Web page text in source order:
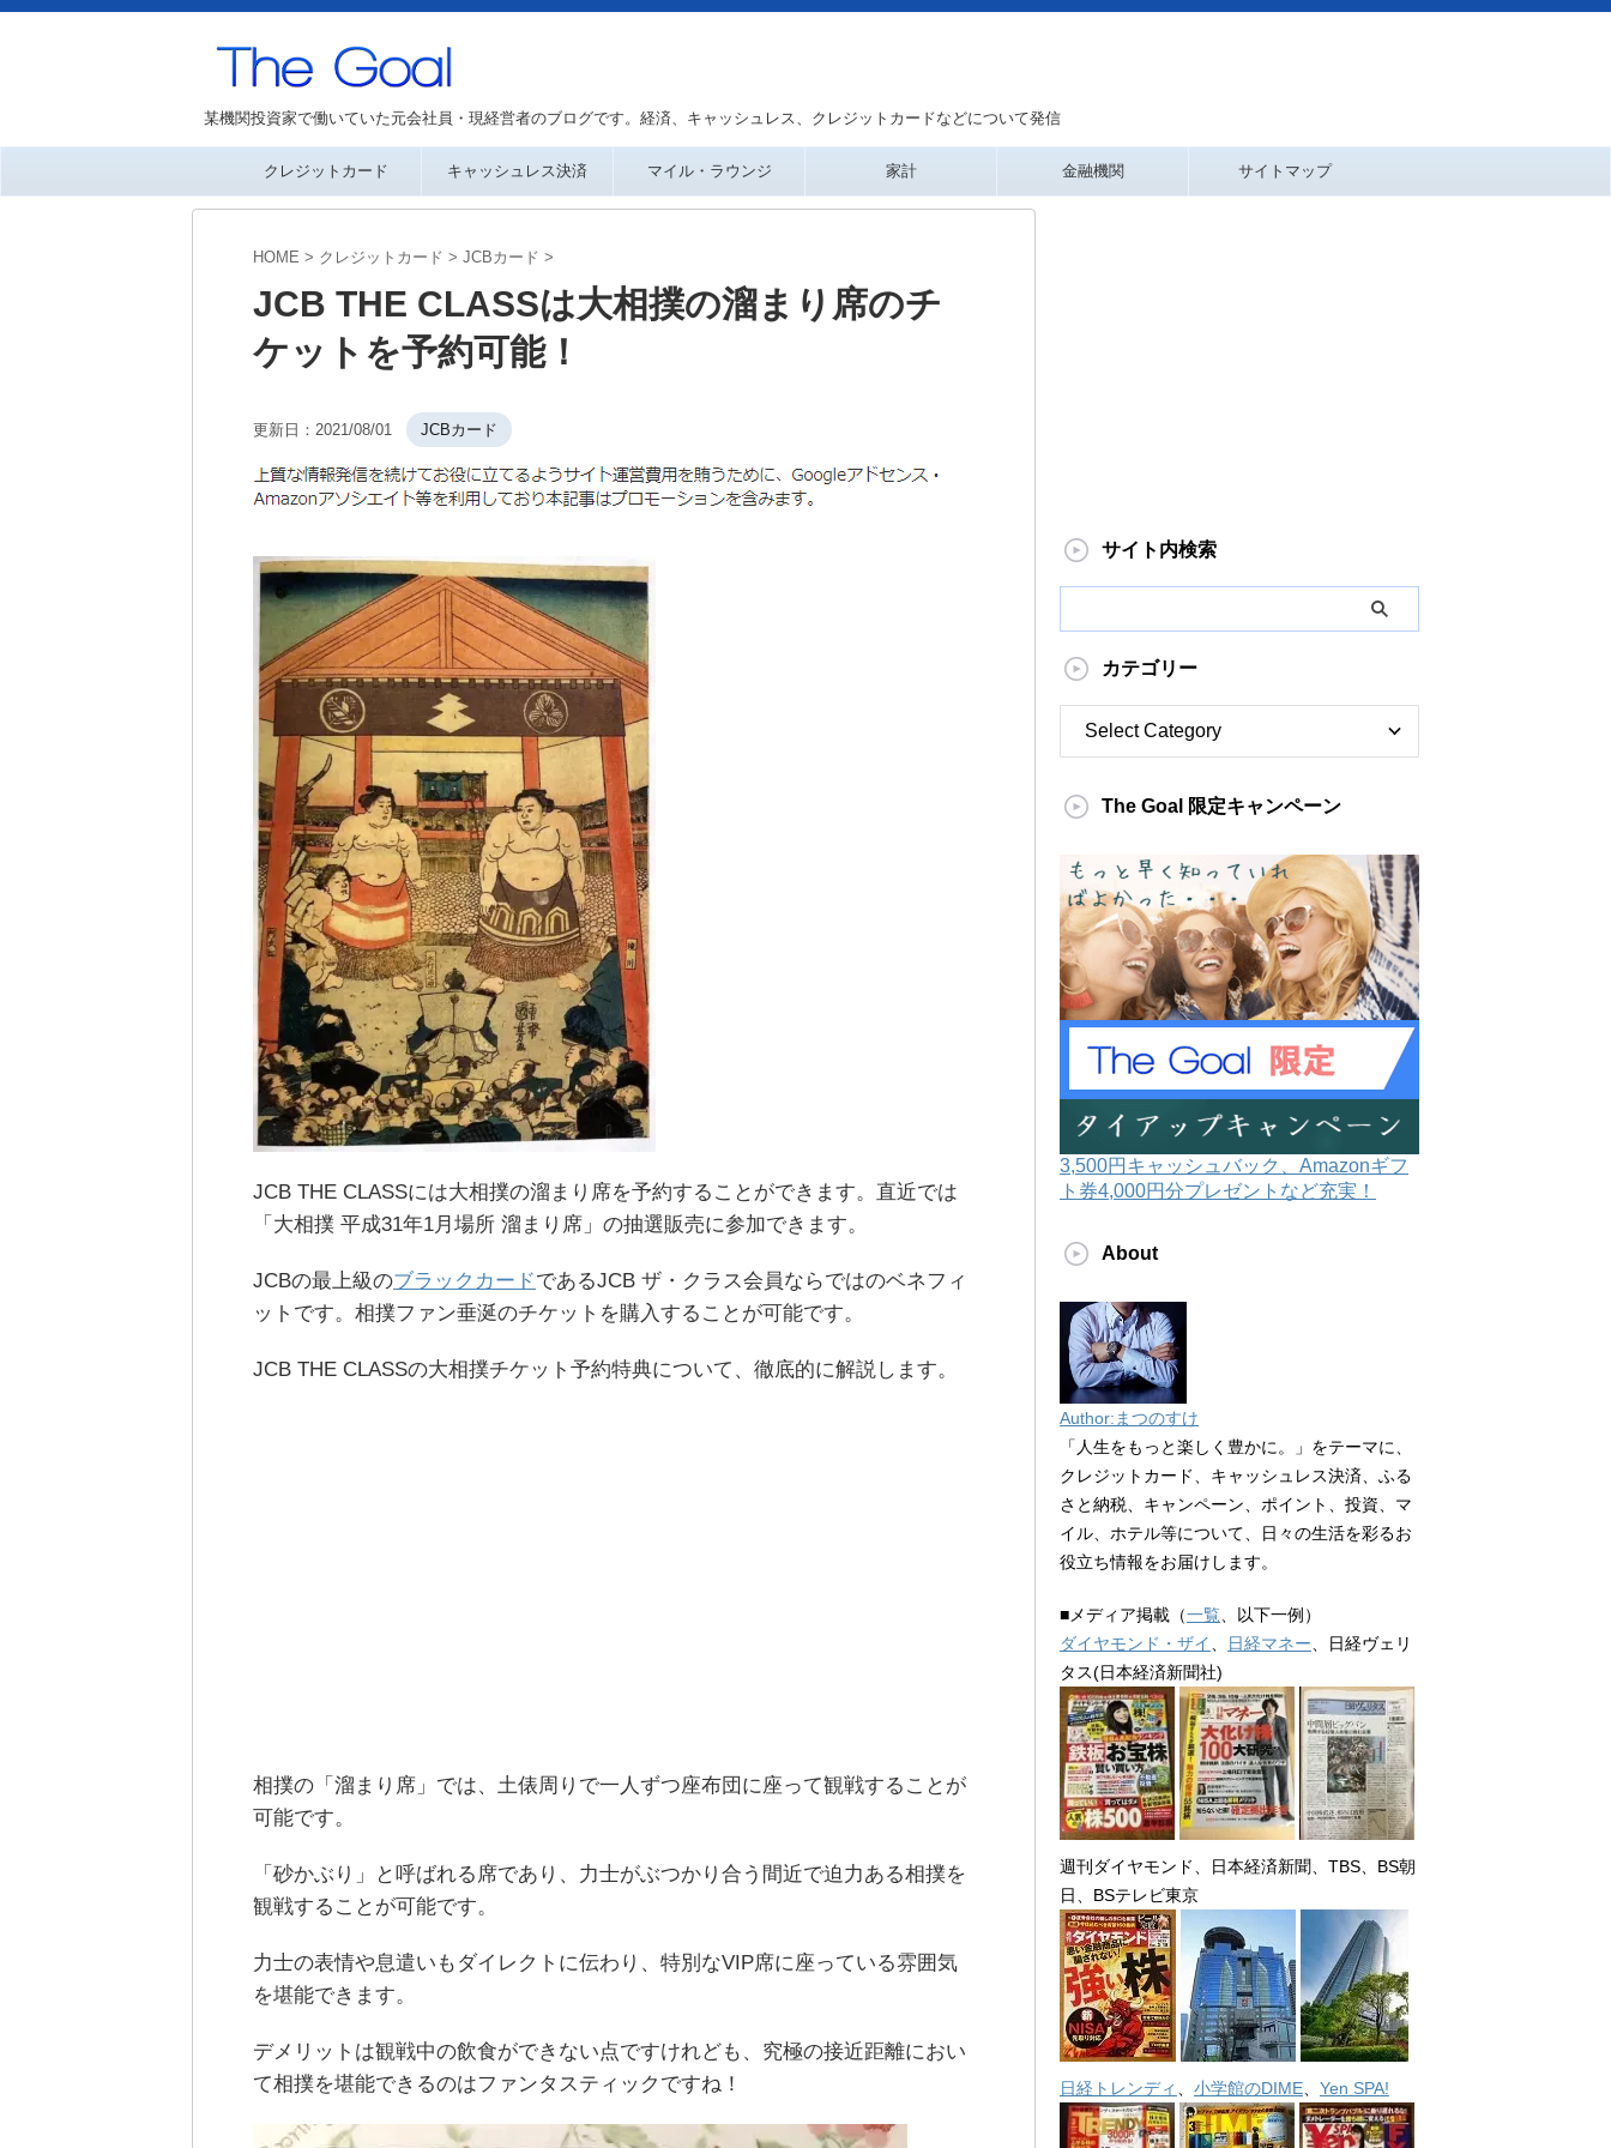
某機関投資家で働いていた元会社員・現経営者のブログです。経済、キャッシュレス、クレジットカードなどについて発信
クレジットカード キャッシュレス決済 マイル・ラウンジ 家計 金融機関 サイトマップ
HOME > クレジットカード > JCBカード >
JCB THE CLASSは大相撲の溜まり席のチ
ケットを予約可能！
更新日： 2021/08/01 JCBカード
JCB THE CLASSには大相撲の溜まり席を予約することができます。直近では
「大相撲 平成31年1月場所 溜まり席」の抽選販売に参加できます。
JCBの最上級のブラックカードであるJCB ザ・クラス会員ならではのベネフィ
ットです。相撲ファン垂涎のチケットを購入することが可能です。
JCB THE CLASSの大相撲チケット予約特典について、徹底的に解説します。
相撲の「溜まり席」では、土俵周りで一人ずつ座布団に座って観戦することが
可能です。
「砂かぶり」と呼ばれる席であり、力士がぶつかり合う間近で迫力ある相撲を
観戦することが可能です。
力士の表情や息遣いもダイレクトに伝わり、特別なVIP席に座っている雰囲気
を堪能できます。
デメリットは観戦中の飲食ができない点ですけれども、究極の接近距離におい
て相撲を堪能できるのはファンタスティックですね！
サイト内検索
カテゴリー
The Goal 限定キャンペーン
3,500円キャッシュバック、Amazonギフ
ト券4,000円分プレゼントなど充実！
About
Author:まつのすけ
「人生をもっと楽しく豊かに。」をテーマに、
クレジットカード、キャッシュレス決済、ふる
さと納税、キャンペーン、ポイント、投資、マ
イル、ホテル等について、日々の生活を彩るお
役立ち情報をお届けします。
■メディア掲載（一覧 、以下一例）
ダイヤモンド・ザイ
日経マネー 、日経ヴェリ
タス(日本経済新聞社)
週刊ダイヤモンド、日本経済新聞、TBS、BS朝
日、BSテレビ東京
日経トレンディ 小学館のDIME Yen SPA!